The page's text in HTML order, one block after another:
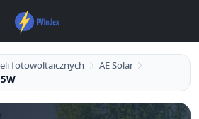
fotowoltaicznych
AE Solar